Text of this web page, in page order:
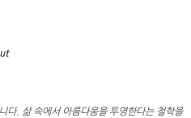
다. 삶 속에서 아름다움을 투영한다는 철학을